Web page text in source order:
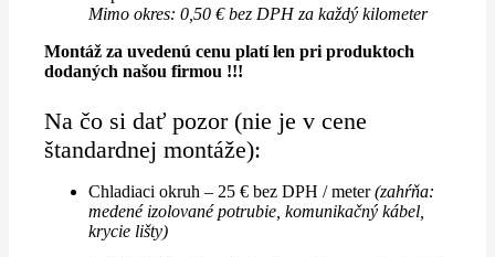
Mimo okres: 0,50 € bez DPH za každý kilometer
Montáž za uvedenú cenu platí len pri produktoch
dodaných našou firmou !!!
Na čo si dať pozor (nie je v cene
štandardnej montáže):
Chladiaci okruh – 25 € bez DPH / meter(zahŕňa:
medené izolované potrubie, komunikačný kábel,
krycie lišty)